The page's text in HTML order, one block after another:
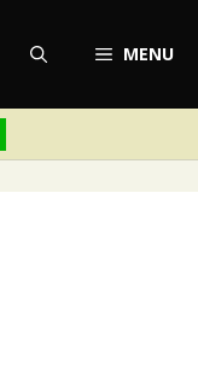
MENU